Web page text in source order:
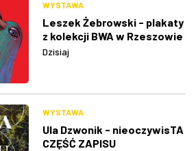
WYSTAWA
Leszek Żebrowski - plakaty
z kolekcji BWA w Rzeszowie
Dzisiaj
WYSTAWA
Ula Dzwonik - nieoczywisTA
CZĘŚĆ ZAPISU